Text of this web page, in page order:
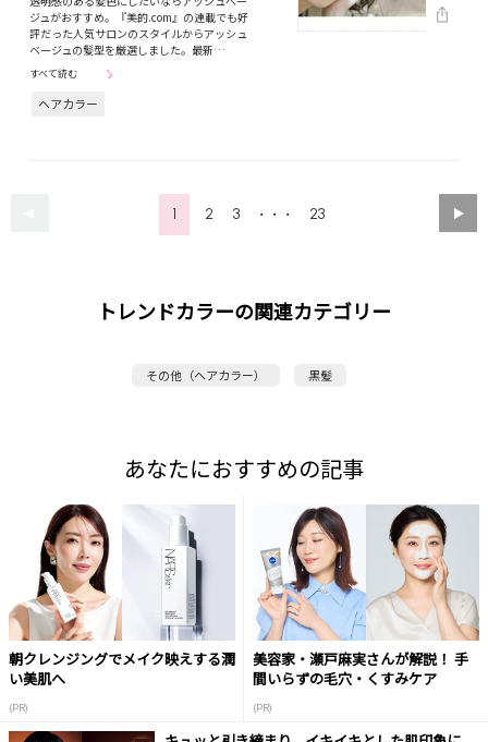
ジュがおすすめ。『美的.com』の連載でも好
評だった人気サロンのスタイルからアッシュ
ベージュの髪型を厳選しました。最新…
すべて読む
ヘアカラー
1 2 3 ・・・ 23
トレンドカラーの関連カテゴリー
その他（ヘアカラー） 黒髪
あなたにおすすめの記事
朝クレンジングでメイク映えする潤
い美肌へ
(PR)
美容家・瀬戸麻実さんが解説！ 手
間いらずの毛穴・くすみケア
(PR)